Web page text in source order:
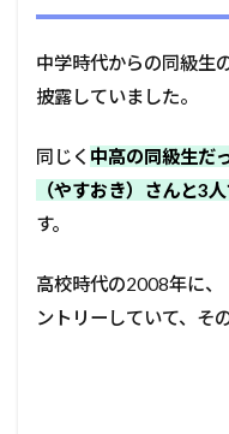
中学時代からの同級生
披露していました。
同じく 中高の同級生だ
（やすおき）さんと3
す。
高校時代の2008年に
ントリーしていて、そ